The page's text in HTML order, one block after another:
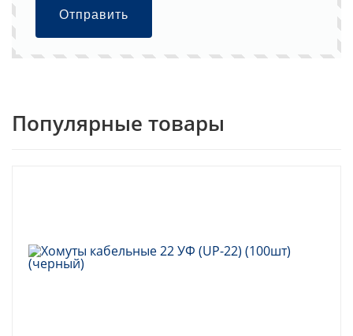
Отправить
Популярные товары